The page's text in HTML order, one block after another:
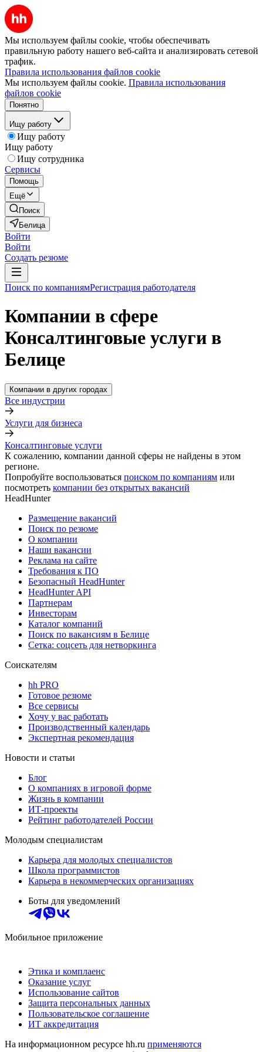
Мы используем файлы cookie, чтобы обеспечивать
правильную работу нашего веб-сайта и анализировать сетевой
трафик.
Правила использования файлов cookie
Мы используем файлы cookie. Правила использования
файлов cookie
Понятно
Ищу работу
Ищу работу
Ищу работу
Ищу сотрудника
Сервисы
Помощь
Ещё
Поиск
Белица
Войти
Войти
Создать резюме
Поиск по компаниямРегистрация работодателя
Компании в сфере
Консалтинговые услуги в
Белице
Компании в других городах
Все индустрии
Услуги для бизнеса
Консалтинговые услуги
К сожалению, компании данной сферы не найдены в этом
регионе.
Попробуйте воспользоваться поиском по компаниям или
посмотреть компании без открытых вакансий
HeadHunter
Размещение вакансий
Поиск по резюме
О компании
Наши вакансии
Реклама на сайте
Требования к ПО
Безопасный HeadHunter
HeadHunter API
Партнерам
Инвесторам
Каталог компаний
Поиск по вакансиям в Белице
Сетка: соцсеть для нетворкинга
Соискателям
hh PRO
Готовое резюме
Все сервисы
Хочу у вас работать
Производственный календарь
Экспертная рекомендация
Новости и статьи
Блог
О компаниях в игровой форме
Жизнь в компании
ИТ-проекты
Рейтинг работодателей России
Молодым специалистам
Карьера для молодых специалистов
Школа программистов
Карьера в некоммерческих организациях
Боты для уведомлений
Мобильное приложение
Этика и комплаенс
Оказание услуг
Использование сайтов
Защита персональных данных
Пользовательское соглашение
ИТ аккредитация
На информационном ресурсе hh.ru применяются